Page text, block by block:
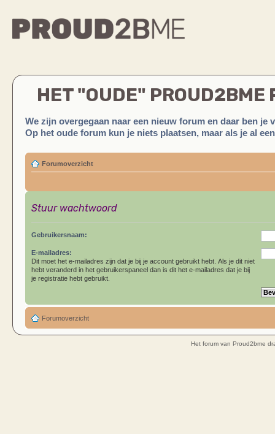
HET "OUDE" PROUD2BME
We zijn overgegaan naar een nieuw forum en daar ben je
Op het oude forum kun je niets plaatsen, maar als je al
Forumoverzicht
Stuur wachtwoord
Gebruikersnaam:
E-mailadres:
Dit moet het e-mailadres zijn dat je bij je account gebruikt hebt. Als je dit niet
hebt veranderd in het gebruikerspaneel dan is dit het e-mailadres dat je bij
je registratie hebt gebruikt.
Forumoverzicht
Het forum van Proud2bme